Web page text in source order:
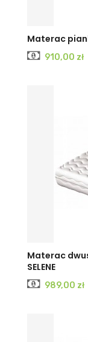
Materac
Cena
910,00 zł
Materac
SELENE
Cena
989,00 zł